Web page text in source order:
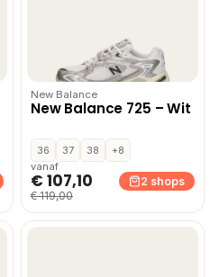
New Balance
New Balance 725 – Wit
36 37 38
+8
vanaf
€ 107,10
€ 119,00
2 shops